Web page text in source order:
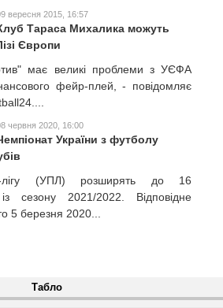
вересня 2015, 16:57
Тараса Михалика можуть
Європи
має великі проблеми з УЄФА
фейр-плей, - повідомляє
червня 2020, 16:00
України з футболу
лігу (УПЛ) розширять до 16
сезону 2021/2022. Відповідне
5 березня 2020...
Табло